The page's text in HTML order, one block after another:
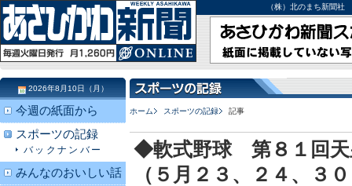
（株）北のまち新聞
ホーム スポーツの記録 記事
◆軟式野球 第８１回天
（５月２３、２４、３
2026年8月10日（月）
今週の紙面から
スポーツの記録
バックナンバー
みんなのおいしい話